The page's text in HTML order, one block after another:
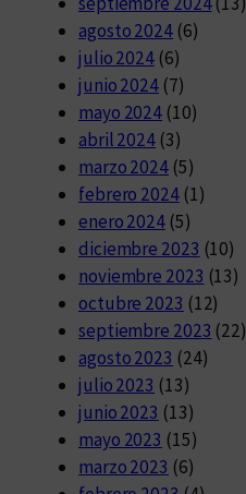
agosto 2024(6)
julio 2024 (6)
junio 2024 (7)
mayo 2024 (10)
abril 2024 (3)
marzo 2024 (5)
febrero 2024(1)
enero 2024 (5)
diciembre 2023 (10)
noviembre 2023 (13)
octubre 2023 (12)
septiembre 2023 (22)
agosto 2023 (24)
julio 2023 (13)
junio 2023 (13)
mayo 2023 (15)
marzo 2023 (6)